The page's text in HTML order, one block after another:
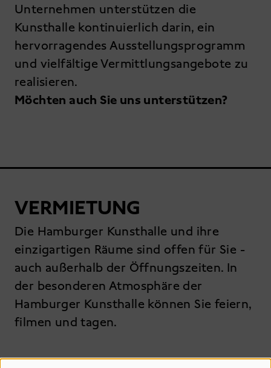
Unternehmen unterstützen die
Kunsthalle kontinuierlich darin, ein
hervorragendes Ausstellungsprogramm
und vielfältige Vermittlungsangebote zu
realisieren.
Möchten auch Sie uns unterstützen?
VERMIETUNG
Die Hamburger Kunsthalle und ihre
einzigartigen Räume sind offen für Sie -
auch außerhalb der Öffnungszeiten. In
der besonderen Atmosphäre der
Hamburger Kunsthalle können Sie feiern,
filmen und tagen.